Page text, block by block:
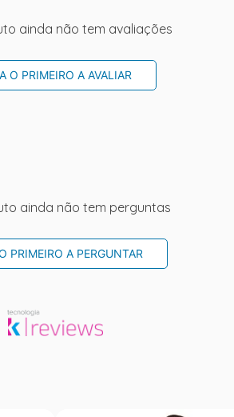
ainda não tem avaliações
O PRIMEIRO A AVALIAR
ainda não tem perguntas
PRIMEIRO A PERGUNTAR